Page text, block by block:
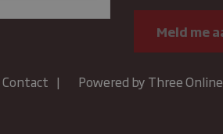
Contact Powered by Three Online
Omschrijving